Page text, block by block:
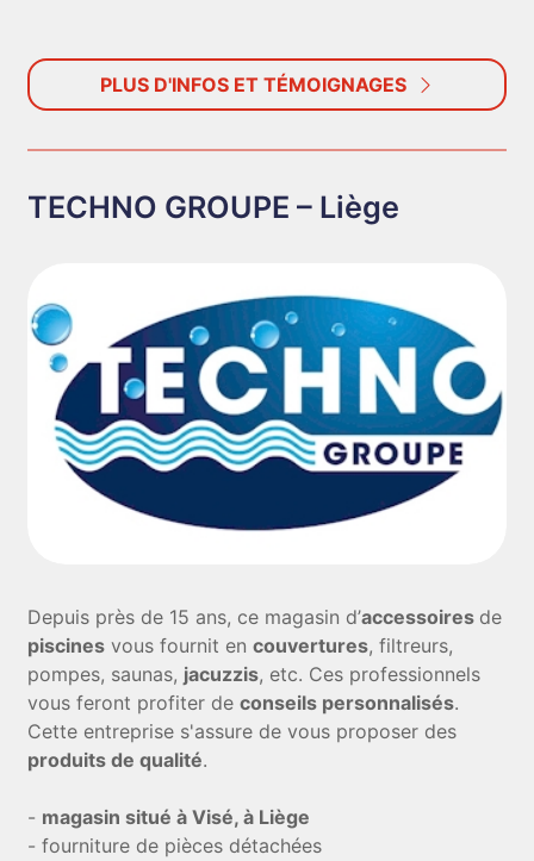
PLUS D'INFOS ET TÉMOIGNAGES
TECHNO GROUPE – Liège
Depuis près de 15 ans, ce magasin d’accessoires de
piscines vous fournit encouvertures, filtreurs,
pompes, saunas, jacuzzis, etc. Ces professionnels
vous feront profiter deconseils personnalisés.
Cette entreprise s'assure de vous proposer des
produits de qualité.
- magasin situé à Visé, à Liège
- fourniture de pièces détachées